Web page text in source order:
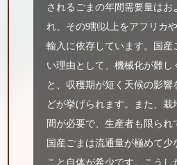
されるごまの年間需要量はお
れ、その9割以上をアフリカ
輸入に依存しています。国産
い理由として、機械化が難し
と、収穫期が短く天候の影響
どが挙げられます。また、
間が必要で、生産者も限られ
国産ごまは流通量が極めて少
こと自体が希少です。こう